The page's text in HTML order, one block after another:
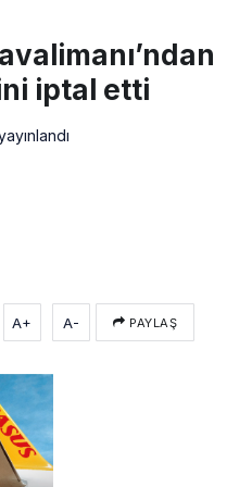
iptal etti
A+ A- PAYLAŞ